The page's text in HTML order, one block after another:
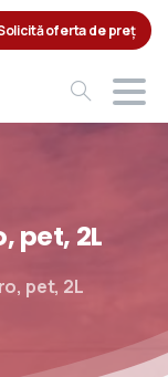
oferta de preț
pet, 2L
pet, 2L